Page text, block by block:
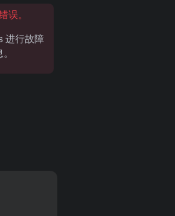
误。
进行故障